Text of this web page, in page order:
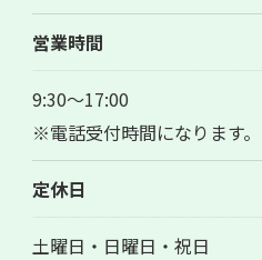
営業時間
9:30～17:00
※電話受付時間になります。
定休日
土曜日・日曜日・祝日